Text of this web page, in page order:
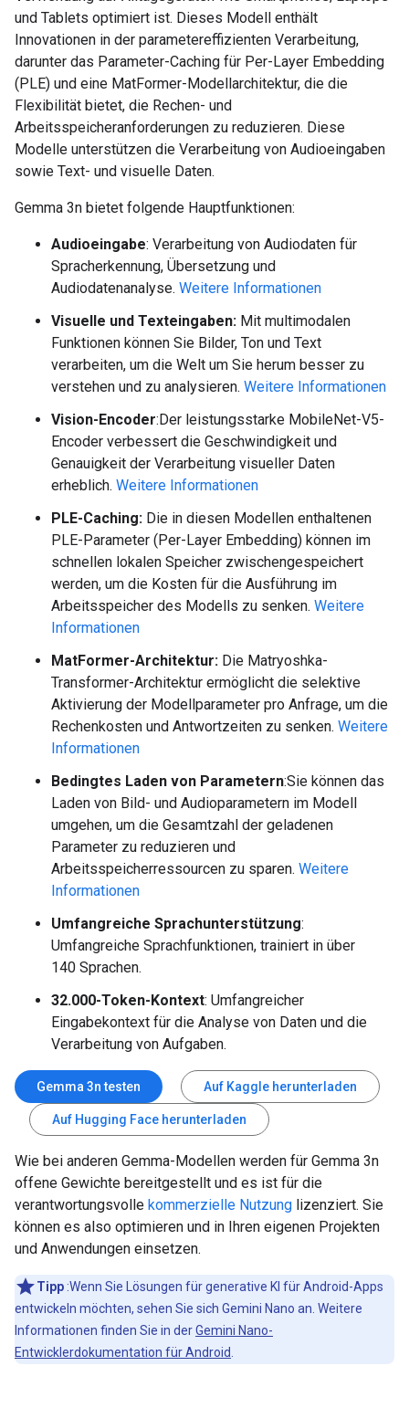
und Tablets optimiert ist. Dieses Modell enthält
Innovationen in der parametereffizienten Verarbeitung,
darunter das Parameter-Caching für Per-Layer Embedding
(PLE) und eine MatFormer-Modellarchitektur, die die
Flexibilität bietet, die Rechen- und
Arbeitsspeicheranforderungen zu reduzieren. Diese
Modelle unterstützen die Verarbeitung von Audioeingaben
sowie Text- und visuelle Daten.
Gemma 3n bietet folgende Hauptfunktionen:
Audioeingabe: Verarbeitung von Audiodaten für
Spracherkennung, Übersetzung und
Audiodatenanalyse. Weitere Informationen
Visuelle und Texteingaben: Mit multimodalen
Funktionen können Sie Bilder, Ton und Text
verarbeiten, um die Welt um Sie herum besser zu
verstehen und zu analysieren. Weitere Informationen
Vision-Encoder:Der leistungsstarke MobileNet-V5-
Encoder verbessert die Geschwindigkeit und
Genauigkeit der Verarbeitung visueller Daten
erheblich. Weitere Informationen
PLE-Caching: Die in diesen Modellen enthaltenen
PLE-Parameter (Per-Layer Embedding) können im
schnellen lokalen Speicher zwischengespeichert
werden, um die Kosten für die Ausführung im
Arbeitsspeicher des Modells zu senken. Weitere
Informationen
MatFormer-Architektur: Die Matryoshka-
Transformer-Architektur ermöglicht die selektive
Aktivierung der Modellparameter pro Anfrage, um die
Rechenkosten und Antwortzeiten zu senken. Weitere
Informationen
Bedingtes Laden von Parametern:Sie können das
Laden von Bild- und Audioparametern im Modell
umgehen, um die Gesamtzahl der geladenen
Parameter zu reduzieren und
Arbeitsspeicherressourcen zu sparen. Weitere
Informationen
Umfangreiche Sprachunterstützung:
Umfangreiche Sprachfunktionen, trainiert in über
140 Sprachen.
32.000-Token-Kontext: Umfangreicher
Eingabekontext für die Analyse von Daten und die
Verarbeitung von Aufgaben.
Gemma 3n testen Auf Kaggle herunterladen
Auf Hugging Face herunterladen
Wie bei anderen Gemma-Modellen werden für Gemma 3n
offene Gewichte bereitgestellt und es ist für die
verantwortungsvolle kommerzielle Nutzung lizenziert. Sie
können es also optimieren und in Ihren eigenen Projekten
und Anwendungen einsetzen.
Tipp :Wenn Sie Lösungen für generative KI für Android-Apps
entwickeln möchten, sehen Sie sich Gemini Nano an. Weitere
Informationen finden Sie in derGemini Nano-
Entwicklerdokumentation für Android